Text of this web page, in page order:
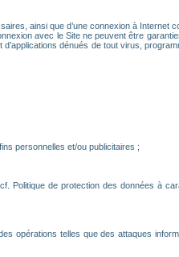
ainsi que d’une connexion à Internet
avec le Site ne peuvent être
dénués de tout virus,
personnelles et/ou publicitaires ;
Politique de protection des données à
opérations telles que des attaques